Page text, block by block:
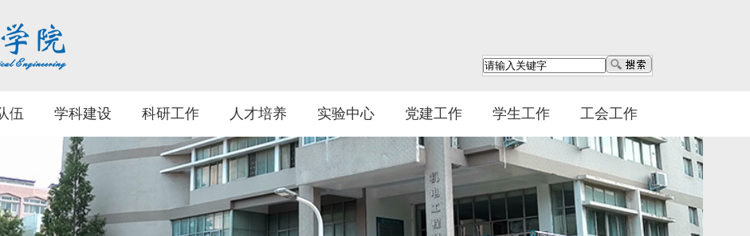
伍 学科建设 科研工作 人才培养 实验中心 党建工作 学生工作 工会工作